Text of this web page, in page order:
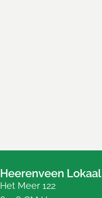
Heerenveen Lokaal
Het Meer 122